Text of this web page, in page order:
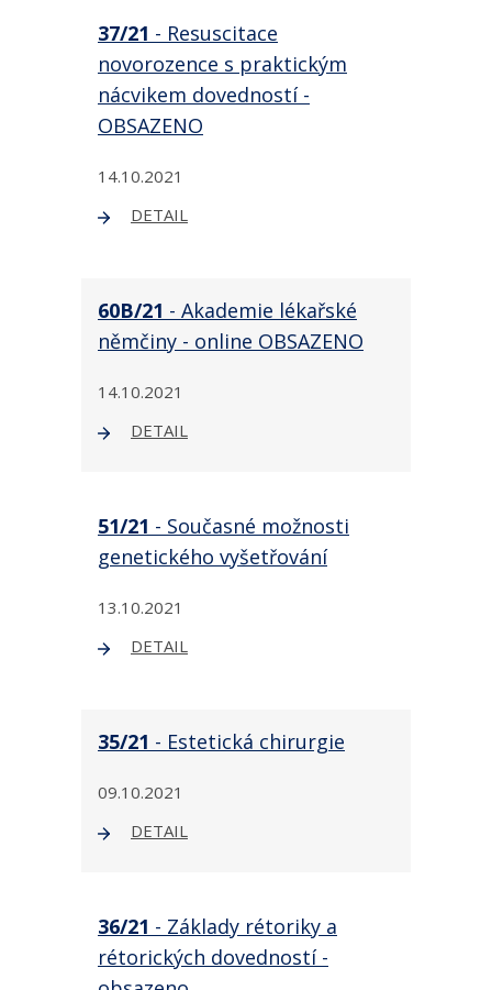
37/21 - Resuscitace
novorozence s praktickým
nácvikem dovedností -
OBSAZENO
14.10.2021
DETAIL
60B/21 - Akademie lékařské
němčiny - online OBSAZENO
14.10.2021
DETAIL
51/21 - Současné možnosti
genetického vyšetřování
13.10.2021
DETAIL
35/21 - Estetická chirurgie
09.10.2021
DETAIL
36/21 - Základy rétoriky a
rétorických dovedností -